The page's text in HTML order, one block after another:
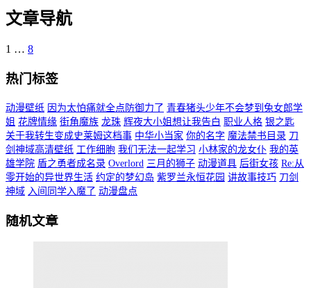
文章导航
1 … 8
热门标签
动漫壁纸 因为太怕痛就全点防御力了 青春猪头少年不会梦到兔女郎学
姐 花牌情缘 街角魔族 龙珠 辉夜大小姐想让我告白 职业人格 银之匙
关于我转生变成史莱姆这档事 中华小当家 你的名字 魔法禁书目录 刀
剑神域高清壁纸 工作细胞 我们无法一起学习 小林家的龙女仆 我的英
雄学院 盾之勇者成名录 Overlord 三月的狮子 动漫道具 后街女孩 Re:从
零开始的异世界生活 约定的梦幻岛 紫罗兰永恒花园 讲故事技巧 刀剑
神域 入间同学入魔了 动漫盘点
随机文章